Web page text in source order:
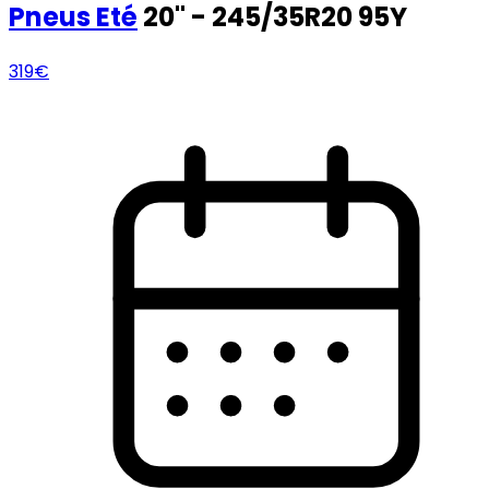
PneusEté 20" - 245/35R20 95Y
319€